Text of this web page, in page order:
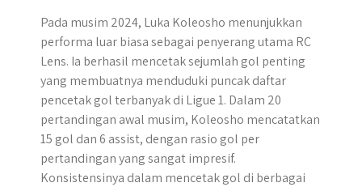
Pada musim 2024, Luka Koleosho menunjukkan
performa luar biasa sebagai penyerang utama RC
Lens. Ia berhasil mencetak sejumlah gol penting
yang membuatnya menduduki puncak daftar
pencetak gol terbanyak di Ligue 1. Dalam 20
pertandingan awal musim, Koleosho mencatatkan
15 gol dan 6 assist, dengan rasio gol per
pertandingan yang sangat impresif.
Konsistensinya dalam mencetak gol di berbagai